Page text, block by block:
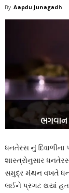
By Aapdu Junagadh -
ધનતેરસ નું દિવાળીના
શાસ્ત્રોનુસાર
સમુદ્ર મંથન વખતે
લઈને પ્રગટ થયાં